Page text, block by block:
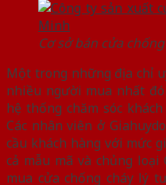
Cơ sở bán cửa
Một trong những địa chỉ
nhiều người mua nhất đó
hệ thống chăm sóc
Các nhân viên ở
cầu khách hàng với mức
cả mẫu mã và chủng
mua cửa chống cháy lý